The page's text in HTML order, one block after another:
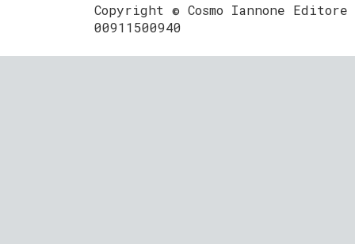
Copyright © Cosmo Iannone
00911500940